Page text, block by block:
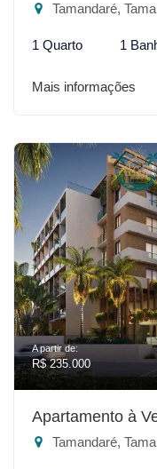
Tamandaré,
1 Quarto 1
Mais informações
A partir de:
R$ 235.000
Apartamento à
Tamandaré,